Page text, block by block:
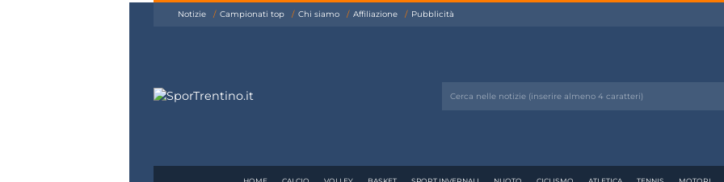
Notizie Campionati top Chi siamo Affiliazione Pubblicità